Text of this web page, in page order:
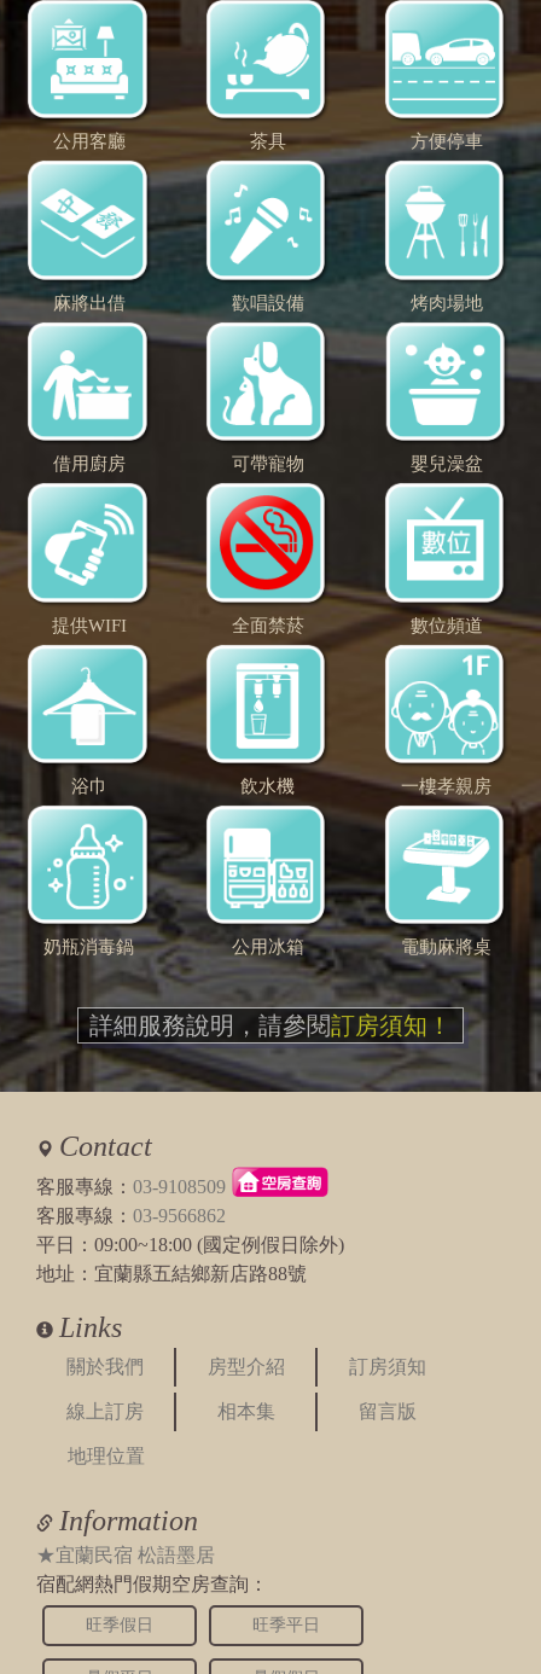
公用客廳 茶具 方便停車
麻將出借 歡唱設備 烤肉場地
借用廚房 可帶寵物 嬰兒澡盆
提供WIFI 全面禁菸 數位頻道
浴巾 飲水機 一樓孝親房
奶瓶消毒鍋 公用冰箱 電動麻將桌
詳細服務說明，請參閱訂房須知！
Contact
客服專線： 03-9108509
客服專線： 03-9566862
平日：09:00~18:00 (國定例假日除外)
地址：宜蘭縣五結鄉新店路88號
Links
關於我們 房型介紹 訂房須知
線上訂房 相本集 留言版
地理位置
Information
★宜蘭民宿 松語墨居
宿配網熱門假期空房查詢：
旺季假日 旺季平日